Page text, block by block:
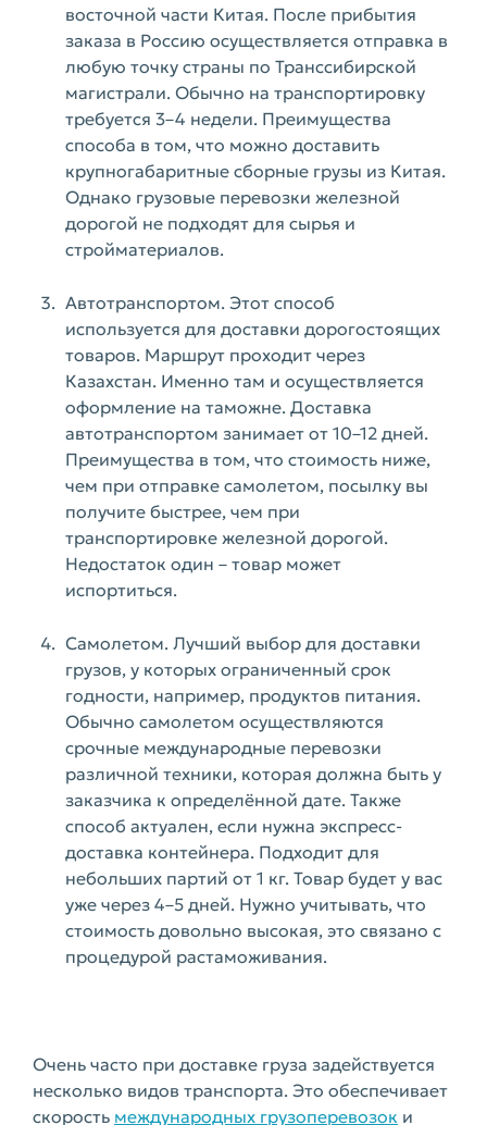
восточной части Китая. После прибытия
заказа в Россию осуществляется отправка в
любую точку страны по Транссибирской
магистрали. Обычно на транспортировку
требуется 3–4 недели. Преимущества
способа в том, что можно доставить
крупногабаритные сборные грузы из Китая.
Однако грузовые перевозки железной
дорогой не подходят для сырья и
стройматериалов.
Автотранспортом. Этот способ
используется для доставки дорогостоящих
товаров. Маршрут проходит через
Казахстан. Именно там и осуществляется
оформление на таможне. Доставка
автотранспортом занимает от 10–12 дней.
Преимущества в том, что стоимость ниже,
чем при отправке самолетом, посылку вы
получите быстрее, чем при
транспортировке железной дорогой.
Недостаток один – товар может
испортиться.
Самолетом. Лучший выбор для доставки
грузов, у которых ограниченный срок
годности, например, продуктов питания.
Обычно самолетом осуществляются
срочные международные перевозки
различной техники, которая должна быть у
заказчика к определённой дате. Также
способ актуален, если нужна экспресс-
доставка контейнера. Подходит для
небольших партий от 1 кг. Товар будет у вас
уже через 4–5 дней. Нужно учитывать, что
стоимость довольно высокая, это связано с
процедурой растаможивания.
Очень часто при доставке груза задействуется
несколько видов транспорта. Это обеспечивает
скорость международных грузоперевозок и